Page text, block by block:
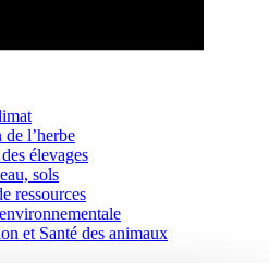
l’herbe
élevages
sols
ressources
et Santé des animaux